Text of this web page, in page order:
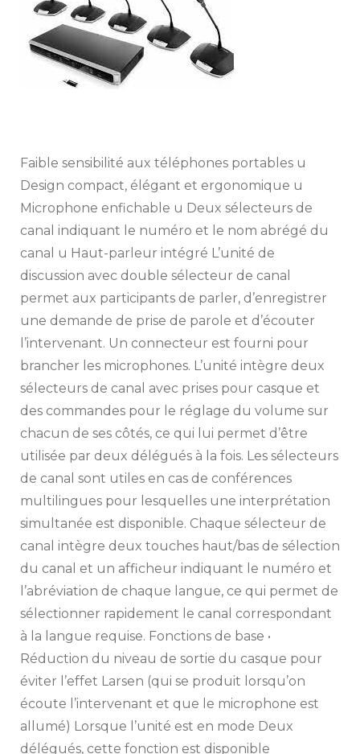
Faible sensibilité aux téléphones portables u
Design compact, élégant et ergonomique u
Microphone enfichable u Deux sélecteurs de
canal indiquant le numéro et le nom abrégé du
canal u Haut-parleur intégré L’unité de
discussion avec double sélecteur de canal
permet aux participants de parler, d’enregistrer
une demande de prise de parole et d’écouter
l’intervenant. Un connecteur est fourni pour
brancher les microphones. L’unité intègre deux
sélecteurs de canal avec prises pour casque et
des commandes pour le réglage du volume sur
chacun de ses côtés, ce qui lui permet d’être
utilisée par deux délégués à la fois. Les sélecteurs
de canal sont utiles en cas de conférences
multilingues pour lesquelles une interprétation
simultanée est disponible. Chaque sélecteur de
canal intègre deux touches haut/bas de sélection
du canal et un afficheur indiquant le numéro et
l’abréviation de chaque langue, ce qui permet de
sélectionner rapidement le canal correspondant
à la langue requise. Fonctions de base •
Réduction du niveau de sortie du casque pour
éviter l’effet Larsen (qui se produit lorsqu’on
écoute l’intervenant et que le microphone est
allumé) Lorsque l’unité est en mode Deux
délégués, cette fonction est disponible